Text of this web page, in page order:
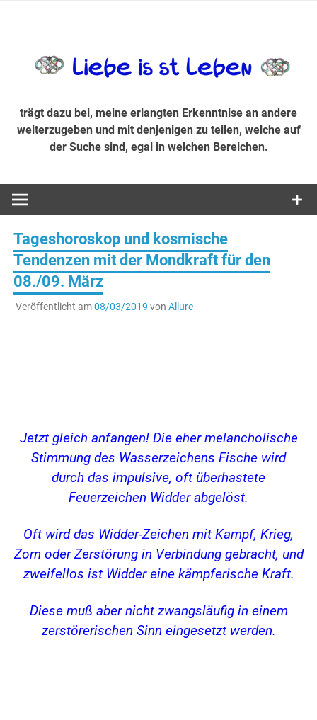
Suche sind, egal in welchen Bereichen.
trägt dazu bei, meine erlangten Erkenntnise an andere
weiterzugeben und mit denjenigen zu teilen, welche auf
der Suche sind, egal in welchen Bereichen.
Tageshoroskop und kosmische
Tendenzen mit der Mondkraft für den
08./09. März
Veröffentlicht am08/03/2019 von Allure
Jetzt gleich anfangen! Die eher melancholische
Stimmung des Wasserzeichens Fische wird
durch das impulsive, oft überhastete
Feuerzeichen Widder abgelöst.
Oft wird das Widder-Zeichen mit Kampf, Krieg,
Zorn oder Zerstörung in Verbindung gebracht, und
zweifellos ist Widder eine kämpferische Kraft.
Diese muß aber nicht zwangsläufig in einem
zerstörerischen Sinn eingesetzt werden.